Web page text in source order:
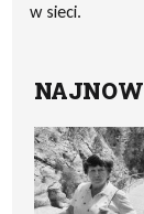
w sieci.